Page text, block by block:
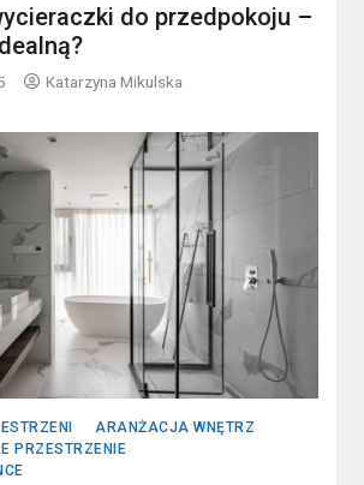
do przedpokoju –
Katarzyna Mikulska
ARANŻACJA WNĘTRZ
PRZESTRZENIE